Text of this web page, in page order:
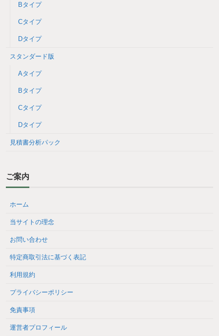
Bタイプ
Cタイプ
Dタイプ
スタンダード版
Aタイプ
Bタイプ
Cタイプ
Dタイプ
見積書分析パック
ご案内
ホーム
当サイトの理念
お問い合わせ
特定商取引法に基づく表記
利用規約
プライバシーポリシー
免責事項
運営者プロフィール